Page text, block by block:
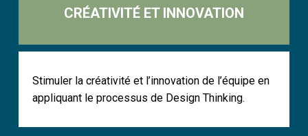
CRÉATIVITÉ ET INNOVATION
Stimuler la créativité et l’innovation de l’équipe en
appliquant le processus de Design Thinking.